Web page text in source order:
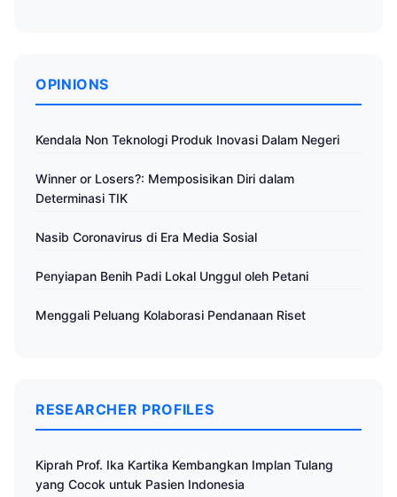
OPINIONS
Kendala Non Teknologi Produk Inovasi Dalam Negeri
Winner or Losers?: Memposisikan Diri dalam
Determinasi TIK
Nasib Coronavirus di Era Media Sosial
Penyiapan Benih Padi Lokal Unggul oleh Petani
Menggali Peluang Kolaborasi Pendanaan Riset
RESEARCHER PROFILES
Kiprah Prof. Ika Kartika Kembangkan Implan Tulang
yang Cocok untuk Pasien Indonesia